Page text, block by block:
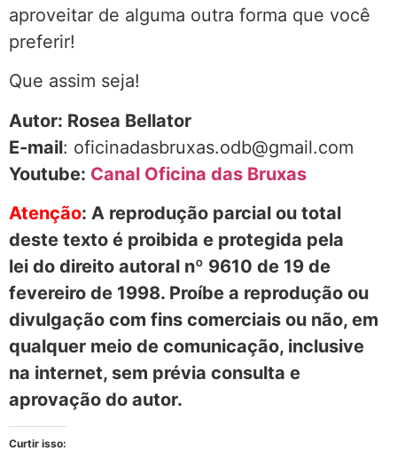
aproveitar de alguma outra forma que você
preferir!
Que assim seja!
Autor: Rosea Bellator
E-mail: oficinadasbruxas.odb@gmail.com
Youtube: Canal Oficina das Bruxas
Atenção: A reprodução parcial ou total
deste texto é proibida e protegida pela
lei do direito autoral nº 9610 de 19 de
fevereiro de 1998. Proíbe a reprodução ou
divulgação com fins comerciais ou não, em
qualquer meio de comunicação, inclusive
na internet, sem prévia consulta e
aprovação do autor.
Curtir isso: